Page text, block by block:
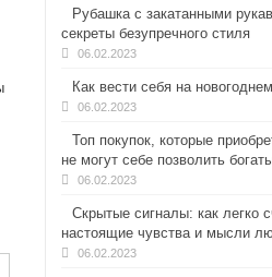
Рубашка с закатанными
секреты безупречного стиля
06.02.2023
Как вести себя на
06.02.2023
Топ покупок, которые
не могут себе позволить
06.02.2023
Скрытые сигналы: как легко
настоящие чувства и мысли
06.02.2023